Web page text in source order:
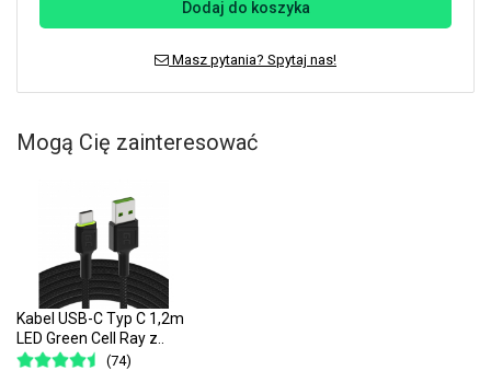
Dodaj do koszyka
Masz pytania? Spytaj nas!
Mogą Cię zainteresować
Kabel USB-C Typ C 1,2m
LED Green Cell Ray z..
(74)